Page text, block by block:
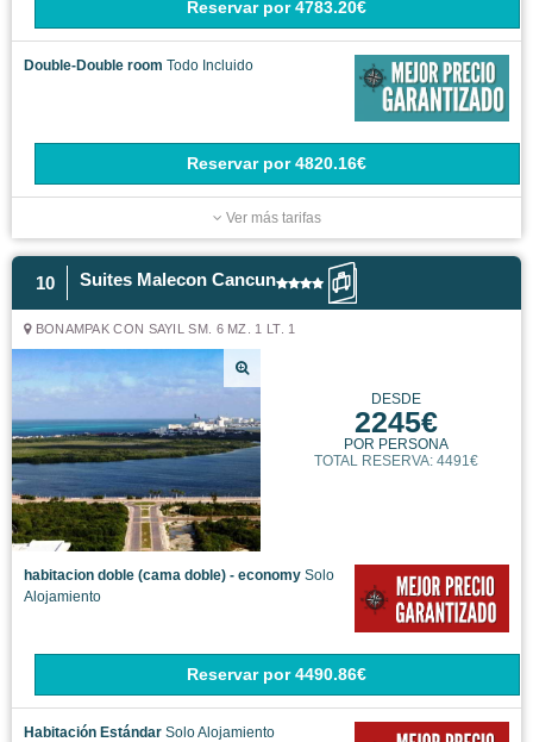
Reservar por 4783.20€
Double-Double room Todo Incluido
Reservar por 4820.16€
Ver más tarifas
10 Suites Malecon Cancun
BONAMPAK CON SAYIL SM. 6 MZ. 1 LT. 1
DESDE
2245€
POR PERSONA
TOTAL RESERVA: 4491€
habitacion doble (cama doble) - economy Solo
Alojamiento
Reservar por 4490.86€
Habitación Estándar Solo Alojamiento